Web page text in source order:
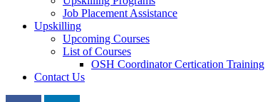
Job Placement Assistance
Upskilling
Upcoming Courses
List of Courses
OSH Coordinator Certication Training
Contact Us